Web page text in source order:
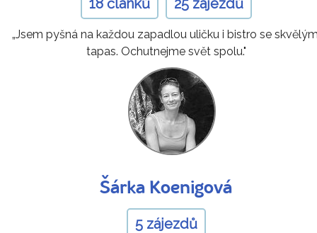
„Jsem pyšná na každou zapadlou uličku i bistro se
tapas. Ochutnejme svět spolu."
Šárka Koenigová
5 zájezdů